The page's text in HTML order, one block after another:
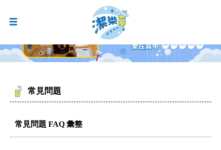
常見問題
常見問題 FAQ 彙整